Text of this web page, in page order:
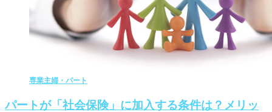
専業主婦・パート
パートが「社会保険」に加入する条件は？メリッ